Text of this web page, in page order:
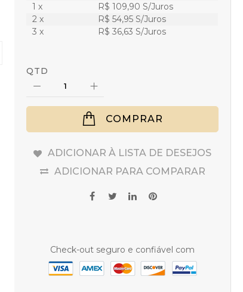
1 x
R$ 109,90 S/Juros
2 x
R$ 54,95 S/Juros
3 x
R$ 36,63 S/Juros
QTD
COMPRAR
ADICIONAR À LISTA DE DESEJOS
ADICIONAR PARA COMPARAR
Check-out seguro e confiável com